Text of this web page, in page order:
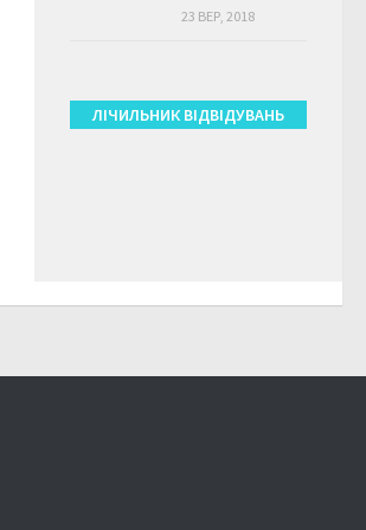
23 ВЕР, 2018
ЛІЧИЛЬНИК ВІДВІДУВАНЬ